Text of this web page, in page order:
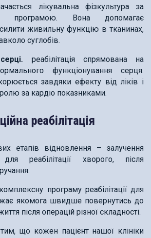
лікувальна фізкультура за
програмою. Вона допомагає
живильну функцію в тканинах,
суглобів.
реабілітація спрямована на
функціонування серця.
завдяки ефекту від ліків і
за кардіо показниками.
реабілітація
етапів відновлення – залучення
для реабілітації хворого, після
програму реабілітації для
якомога швидше повернутись до
після операцій різної складності.
що кожен пацієнт нашої клініки